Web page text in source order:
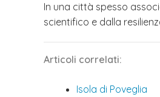
In una città spesso
scientifico e dalla
Articoli correlati:
Isola di Poveglia